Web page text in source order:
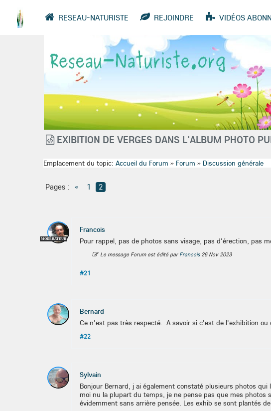
RESEAU-NATURISTE REJOINDRE VIDÉOS
ANNUAIRE GROUPES SONDAGES
EXIBITION DE VERGES DANS L'ALBUM PHOTO
Emplacement du topic: Accueil du Forum » Forum » Discussion générale
Pages : « 1 2
MODÉRATEUR
Francois
Pour rappel, pas de photos sans visage, pas d'érection, pas
Le message Forum est édité par Francois26 Nov 2023
#21
Bernard
Ce n'est pas très respecté. A savoir si c'est de l'exhibition
#22
Sylvain
Bonjour Bernard, j ai également constaté plusieurs photos
moi nu la plupart du temps, je ne pense pas que mes
évidemment sans arrière pensée. Les exhib se sont plantés